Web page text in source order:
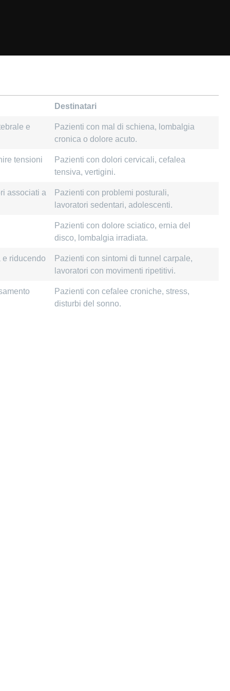
Destinatari
e
Pazienti con mal di schiena, lombalgia
cronica o dolore acuto.
tensioni
Pazienti con dolori cervicali, cefalea
tensiva, vertigini.
associati a
Pazienti con problemi posturali,
lavoratori sedentari, adolescenti.
Pazienti con dolore sciatico, ernia del
disco, lombalgia irradiata.
riducendo
Pazienti con sintomi di tunnel carpale,
lavoratori con movimenti ripetitivi.
Pazienti con cefalee croniche, stress,
disturbi del sonno.